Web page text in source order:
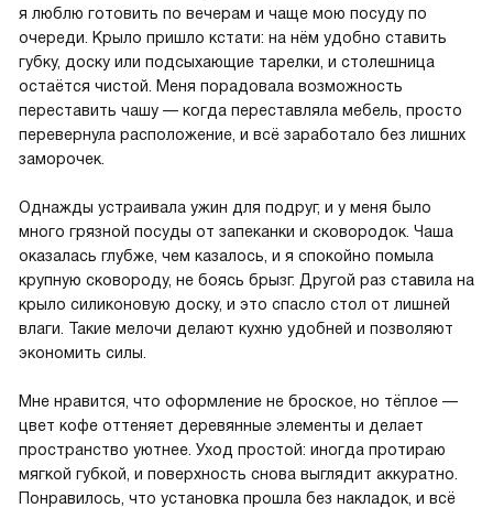
я люблю готовить по вечерам и чаще мою посуду по
очереди. Крыло пришло кстати: на нём удобно ставить
губку, доску или подсыхающие тарелки, и столешница
остаётся чистой. Меня порадовала возможность
переставить чашу — когда переставляла мебель, просто
перевернула расположение, и всё заработало без лишних
заморочек.
Однажды устраивала ужин для подруг, и у меня было
много грязной посуды от запеканки и сковородок. Чаша
оказалась глубже, чем казалось, и я спокойно помыла
крупную сковороду, не боясь брызг. Другой раз ставила на
крыло силиконовую доску, и это спасло стол от лишней
влаги. Такие мелочи делают кухню удобней и позволяют
экономить силы.
Мне нравится, что оформление не броское, но тёплое —
цвет кофе оттеняет деревянные элементы и делает
пространство уютнее. Уход простой: иногда протираю
мягкой губкой, и поверхность снова выглядит аккуратно.
Понравилось, что установка прошла без накладок, и всё